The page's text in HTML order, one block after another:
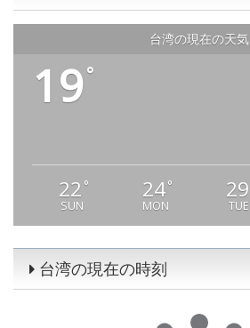
台湾の現在の天気
19°
22 °
SUN
24°
MON
29
TUE
台湾の現在の時刻